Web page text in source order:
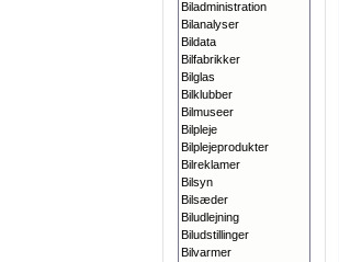
Biladministration
Bilanalyser
Bildata
Bilfabrikker
Bilglas
Bilklubber
Bilmuseer
Bilpleje
Bilplejeprodukter
Bilreklamer
Bilsyn
Bilsæder
Biludlejning
Biludstillinger
Bilvarmer